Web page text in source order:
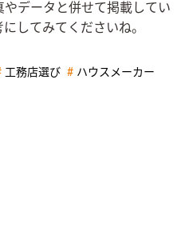
データと併せて掲載してい
してみてくださいね。
工務店選び ハウスメーカー